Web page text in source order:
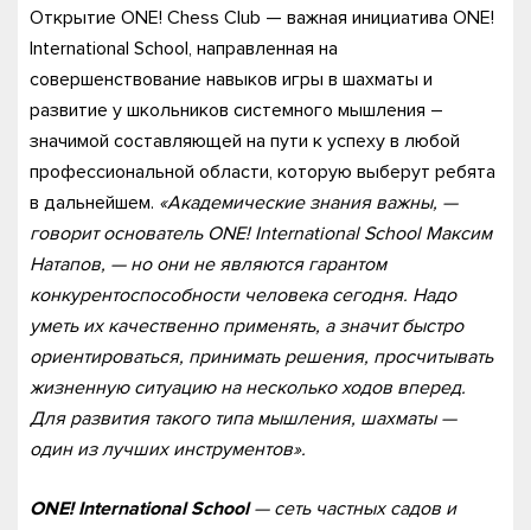
Открытие ONE! Chess Club — важная инициатива ONE!
International School, направленная на
совершенствование навыков игры в шахматы и
развитие у школьников системного мышления –
значимой составляющей на пути к успеху в любой
профессиональной области, которую выберут ребята
в дальнейшем. «Академические знания важны, —
говорит основатель ONE! International School Максим
Натапов, — но они не являются гарантом
конкурентоспособности человека сегодня. Надо
уметь их качественно применять, а значит быстро
ориентироваться, принимать решения, просчитывать
жизненную ситуацию на несколько ходов вперед.
Для развития такого типа мышления, шахматы —
один из лучших инструментов».
ONE! International School— сеть частных садов и